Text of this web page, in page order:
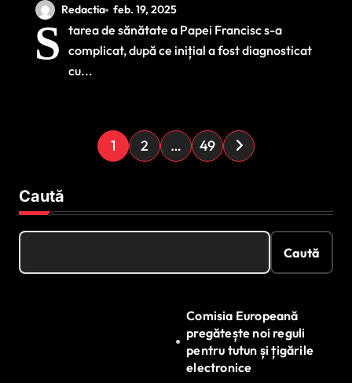
înseamnă
diagnosticul Papei
Francisc și cum se
Redactia feb. 19, 2025
S tarea de sănătate a Papei Francisc s-a
complicat, după ce inițial a fost diagnosticat
cu...
P
a
i
a
1 2 … 49
Caută
Caută
Comisia Europeană
pregătește noi reguli
pentru tutun și țigările
electronice